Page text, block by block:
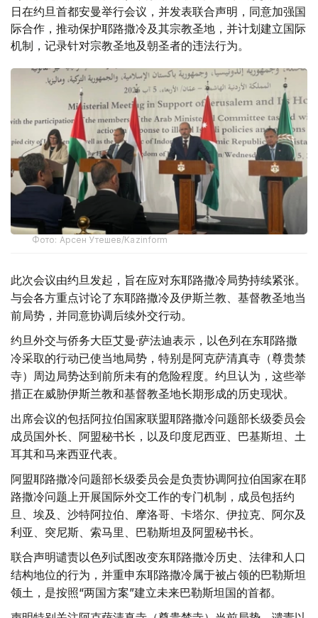
日在约旦首都安曼举行会议，并发表联合声明，同意加强国
际合作，推动保护耶路撒冷及其宗教圣地，并计划建立国际
机制，记录针对宗教圣地及朝圣者的违法行为。
Фото: Арсен Утешев/Kazinform
此次会议由约旦发起，旨在应对东耶路撒冷局势持续紧张。
与会各方重点讨论了东耶路撒冷及伊斯兰教、基督教圣地当
前局势，并同意协调后续外交行动。
约旦外交与侨务大臣艾曼·萨法迪表示，以色列在东耶路撒
冷采取的行动已使当地局势，特别是阿克萨清真寺（尊贵禁
寺）周边局势达到前所未有的危险程度。约旦认为，这些举
措正在威胁伊斯兰教和基督教圣地长期形成的历史现状。
出席会议的包括阿拉伯国家联盟耶路撒冷问题部长级委员会
成员国外长、阿盟秘书长，以及印度尼西亚、巴基斯坦、土
耳其和马来西亚代表。
阿盟耶路撒冷问题部长级委员会是负责协调阿拉伯国家在耶
路撒冷问题上开展国际外交工作的专门机制，成员包括约
旦、埃及、沙特阿拉伯、摩洛哥、卡塔尔、伊拉克、阿尔及
利亚、突尼斯、索马里、巴勒斯坦及阿盟秘书长。
联合声明谴责以色列试图改变东耶路撒冷历史、法律和人口
结构地位的行为，并重申东耶路撒冷属于被占领的巴勒斯坦
领土，是按照“两国方案”建立未来巴勒斯坦国的首都。